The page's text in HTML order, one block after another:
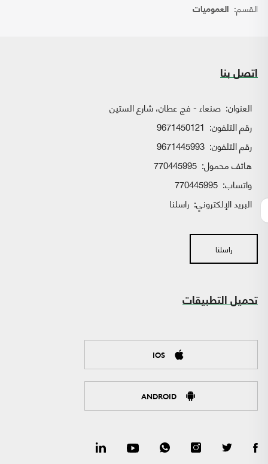
القسم: العموميات
اتصل بنا
العنوان: صنعاء - فج عطان، شارع الستين
رقم التلفون: 9671450121
رقم التلفون: 9671445993
هاتف محمول: 770445995
واتساب:
البريد الإلكتروني: راسلنا
راسلنا
تحميل التطبيقات
IOS
ANDROID